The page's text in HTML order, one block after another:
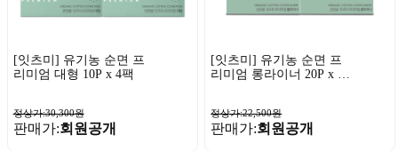
[잇츠미] 유기농 순면 프
리미엄 대형 10P x 4팩
정상가:30,300원
판매가:회원공개
[잇츠미] 유기농 순면 프
리미엄 롱라이너 20P x 4
정상가:22,500원
판매가:회원공개